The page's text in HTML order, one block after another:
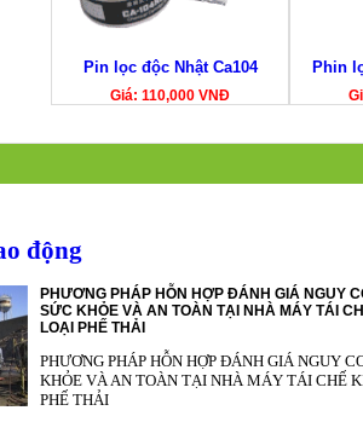
Pin lọc độc Nhật Ca104
Giá: 110,000 VNĐ
Phin
động
PHƯƠNG PHÁP HỖN HỢP ĐÁNH GIÁ NGUY
SỨC KHỎE VÀ AN TOÀN TẠI NHÀ MÁY TÁI
LOẠI PHẾ THẢI
PHƯƠNG PHÁP HỖN HỢP ĐÁNH GIÁ NGUY
KHỎE VÀ AN TOÀN TẠI NHÀ MÁY TÁI CHẾ
PHẾ THẢI